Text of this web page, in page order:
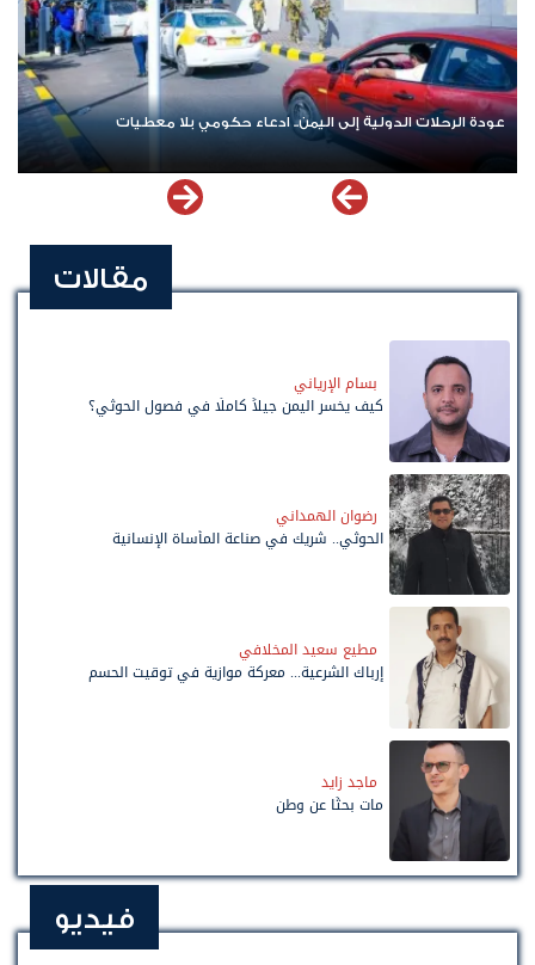
الدولية إلى اليمن.. ادعاء حكومي بلا معطيات اشترك الآن
مقالات
بسام الإرياني
كيف يخسر اليمن جيلاً كاملًا في فصول الحوثي؟
رضوان الهمداني
الحوثي.. شريك في صناعة المأساة الإنسانية
مطيع سعيد المخلافي
إرباك الشرعية... معركة موازية في توقيت الحسم
ماجد زايد
مات بحثًا عن وطن
فيديو